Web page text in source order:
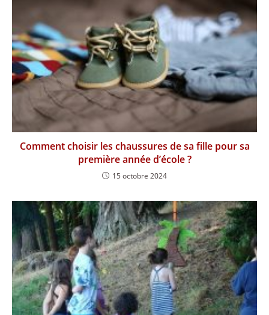
Comment choisir les chaussures de sa fille pour sa
première année d’école ?
15 octobre 2024